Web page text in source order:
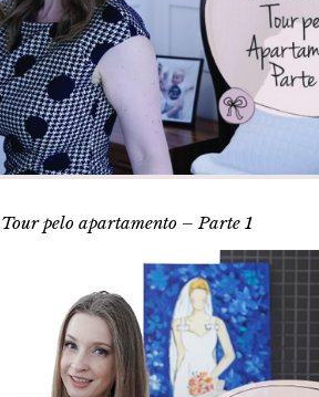
Tour pelo apartamento – Parte 1